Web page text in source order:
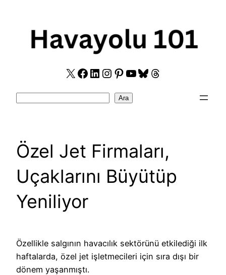
X Facebook
LinkedIn
Instagram
Pinterest
YouTube
Bluesky
Threads
Ara
Özel Jet Firmaları,
Uçaklarını Büyütüp
Yeniliyor
Özellikle salgının havacılık sektörünü etkilediği ilk
haftalarda, özel jet işletmecileri için sıra dışı bir
dönem yaşanmıştı.